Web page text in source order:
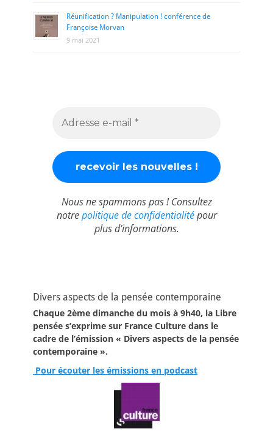
Réunification ? Manipulation ! conférence de
Françoise Morvan
9 mai 2021
Nous ne spammons pas ! Consultez
notrepolitique de confidentialitépour
plus d’informations.
Divers aspects de la pensée contemporaine
Chaque 2ème dimanche du mois à 9h40, la Libre
pensée s’exprime sur France Culture dans le
cadre de l’émission « Divers aspects de la pensée
contemporaine ».
Pour écouter les émissions en podcast